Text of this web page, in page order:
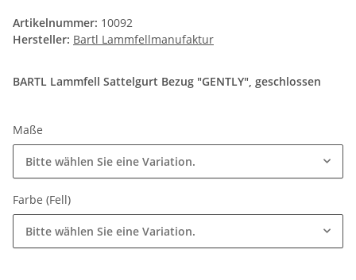
Artikelnummer: 10092
Hersteller: Bartl Lammfellmanufaktur
BARTL Lammfell Sattelgurt Bezug "GENTLY", geschlossen
Maße
Bitte wählen Sie eine Variation.
Farbe (Fell)
Bitte wählen Sie eine Variation.